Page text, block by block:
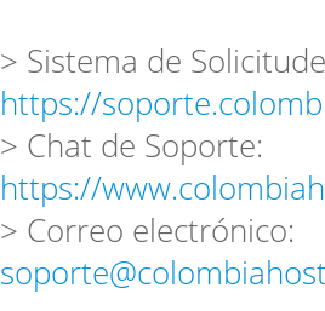
> Sistema de
https://
> Chat de Soporte:
https://
> Correo electrónico: